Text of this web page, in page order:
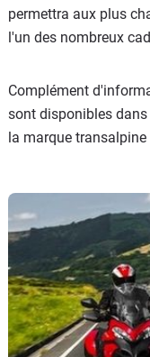
permettra aux plus
l'un des nombreux
Complément
sont disponibles
la marque